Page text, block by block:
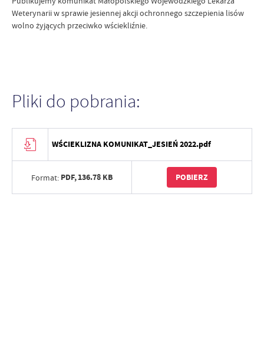
Weterynarii w sprawie jesiennej akcji ochronnego szczepienia lisów
wolno żyjących przeciwko wściekliźnie.
Pliki do pobrania:
WŚCIEKLIZNA KOMUNIKAT_JESIEŃ 2022.pdf
Format: PDF,136.78 KB POBIERZ